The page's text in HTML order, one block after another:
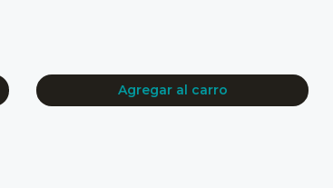
Agregar al carro